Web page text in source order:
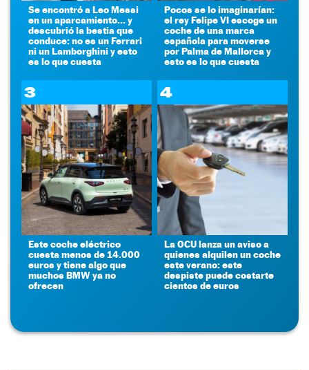
Se encontró a Leo Messi
en un aparcamiento... y
descubrió la bestia que
conduce: no es un Ferrari
ni un Lamborghini y esto
es lo que cuesta
Pocos se lo imaginarían:
el rey Felipe VI escoge un
coche de una marca
española para moverse
por Palma de Mallorca y
esto es lo que cuesta
3
Este coche eléctrico
cuesta menos de 14.000
euros y tiene algo que
muchos BMW ya no
ofrecen
4
La OCU lanza un aviso a
quienes alquilen un coche
este verano: este
despiste puede costarte
cientos de euros